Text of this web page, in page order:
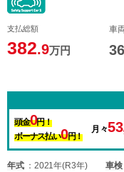
支払総額
382.9万円
車
頭金0円！
ボーナス払い0円！
月々
年式 2021年(R3年) 車検